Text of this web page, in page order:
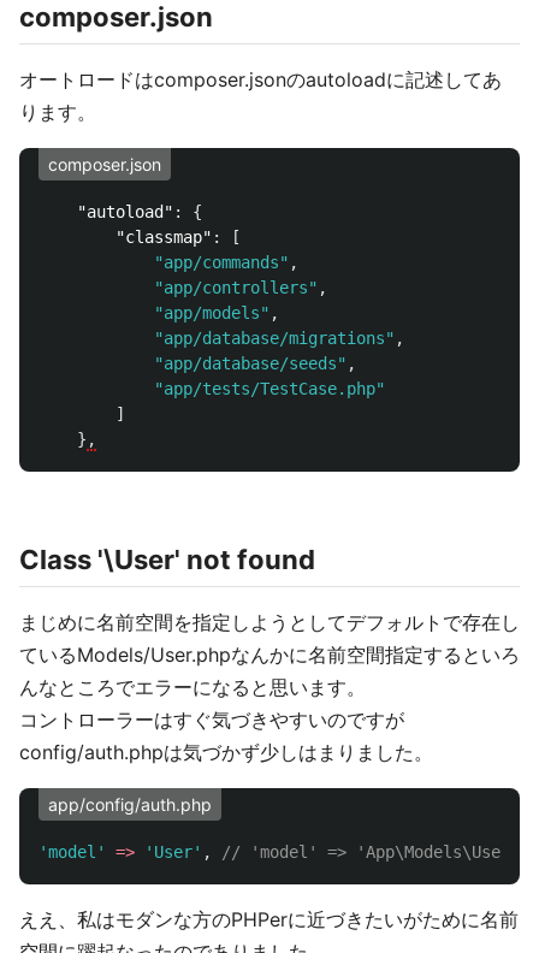
composer.json
オートロードはcomposer.jsonのautoloadに記述してあ
ります。
composer.json
"autoload" :
{
"classmap" :
[
"app/commands" ,
"app/controllers" ,
"app/models" ,
"app/database/migrations" ,
"app/database/seeds" ,
"app/tests/TestCase.php"
]
} ,
Class '\User' not found
まじめに名前空間を指定しようとしてデフォルトで存在し
ているModels/User.phpなんかに名前空間指定するといろ
んなところでエラーになると思います。
コントローラーはすぐ気づきやすいのですが
config/auth.phpは気づかず少しはまりました。
app/config/auth.php
'model' => 'User' , // 'model' => 'App\Models\User',
ええ、私はモダンな方のPHPerに近づきたいがために名前